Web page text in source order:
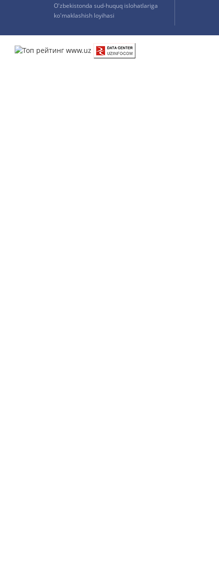
O'zbekistonda sud-huquq islohatlariga
ko'maklashish loyihasi